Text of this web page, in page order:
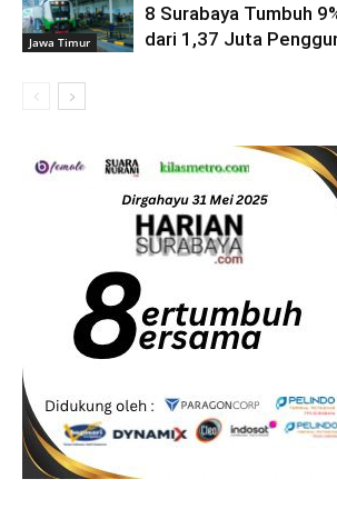
Jawa Timur
8 Surabaya Tumbuh
dari 1,37 Juta